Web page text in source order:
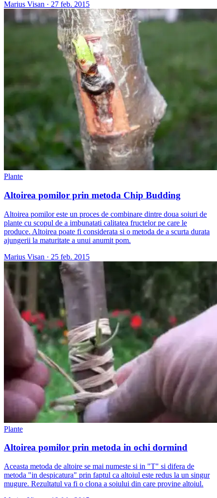
Marius Visan · 27 feb. 2015
Plante
Altoirea pomilor prin metoda Chip Budding
Altoirea pomilor este un proces de combinare dintre doua soiuri de
plante cu scopul de a imbunatati calitatea fructelor pe care le
produce. Altoirea poate fi considerata si o metoda de a scurta durata
ajungerii la maturitate a unui anumit pom.
Marius Visan · 25 feb. 2015
Plante
Altoirea pomilor prin metoda in ochi dormind
Aceasta metoda de altoire se mai numeste si in "T" si difera de
metoda "in despicatura" prin faptul ca altoiul este redus la un singur
mugure. Rezultatul va fi o clona a soiului din care provine altoiul.